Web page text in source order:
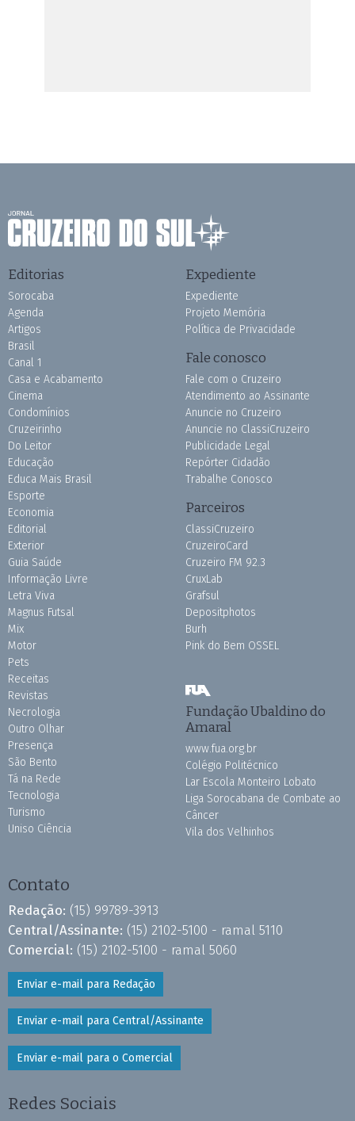
Editorias
Sorocaba
Agenda
Artigos
Brasil
Canal 1
Casa e Acabamento
Cinema
Condomínios
Cruzeirinho
Do Leitor
Educação
Educa Mais Brasil
Esporte
Economia
Editorial
Exterior
Guia Saúde
Informação Livre
Letra Viva
Magnus Futsal
Mix
Motor
Pets
Receitas
Revistas
Necrologia
Outro Olhar
Presença
São Bento
Tá na Rede
Tecnologia
Turismo
Uniso Ciência
Expediente
Expediente
Projeto Memória
Política de Privacidade
Fale conosco
Fale com o Cruzeiro
Atendimento ao Assinante
Anuncie no Cruzeiro
Anuncie no ClassiCruzeiro
Publicidade Legal
Repórter Cidadão
Trabalhe Conosco
Parceiros
ClassiCruzeiro
CruzeiroCard
Cruzeiro FM 92.3
CruxLab
Grafsul
Depositphotos
Burh
Pink do Bem OSSEL
Fundação Ubaldino do
Amaral
www.fua.org.br
Colégio Politécnico
Lar Escola Monteiro Lobato
Liga Sorocabana de Combate ao
Câncer
Vila dos Velhinhos
Contato
Redação: (15) 99789-3913
Central/Assinante: (15) 2102-5100 - ramal 5110
Comercial: (15) 2102-5100 - ramal 5060
Enviar e-mail para Redação
Enviar e-mail para Central/Assinante
Enviar e-mail para o Comercial
Redes Sociais